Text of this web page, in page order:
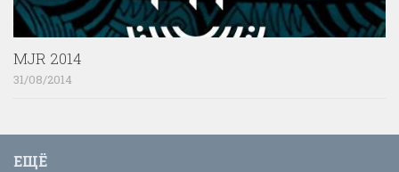
MJR 2014
31/08/2014
ЕЩЁ